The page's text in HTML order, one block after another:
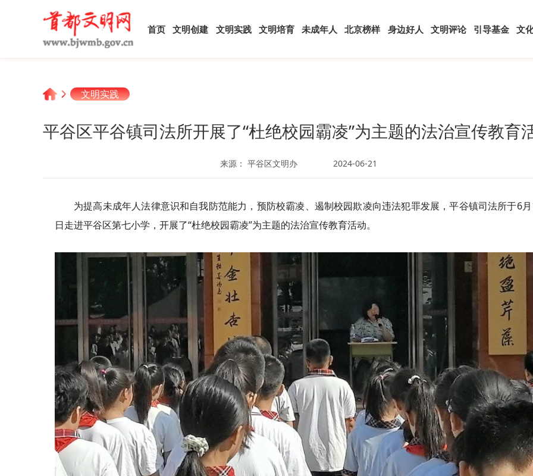
首页 文明创建 文明实践 文明培育 未成年人 北京榜样 身边好人 文明评论 引导基金 文
文明实践
平谷区平谷镇司法所开展了“杜绝校园霸凌”为主题的法治宣传教育
来源： 平谷区文明办 2024-06-21
为提高未成年人法律意识和自我防范能力，预防校霸凌、遏制校园欺凌向违法犯罪发展，平谷镇司法所于6
日走进平谷区第七小学，开展了“杜绝校园霸凌”为主题的法治宣传教育活动。